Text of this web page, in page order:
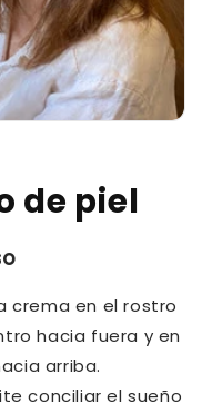
de piel
crema en el rostro
hacia fuera y en
arriba.
conciliar el sueño